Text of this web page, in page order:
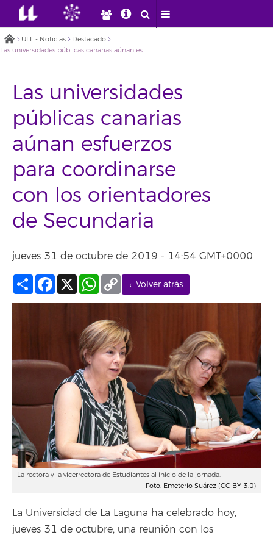
ULL - Noticias
Destacado
Las universidades públicas canarias aúnan esfuerzos para coordinarse con los orientadores de Secundaria
Las universidades
públicas canarias
aúnan esfuerzos
para coordinarse
con los orientadores
de Secundaria
jueves 31 de octubre de 2019 - 14:54 GMT+0000
← Volver atrás
Compartir
Facebook
X WhatsApp
Copy
Link
La rectora y la vicerrectora de Estudiantes al inicio de la jornada.
Foto: Emeterio Suárez (CC BY 3.0)
La Universidad de La Laguna ha celebrado hoy,
jueves 31 de octubre, una reunión con los